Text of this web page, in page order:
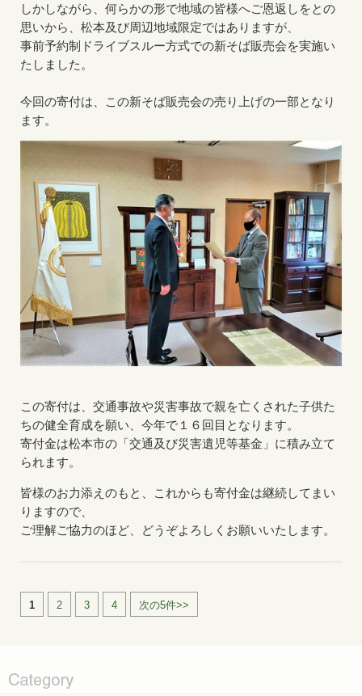
しかしながら、何らかの形で地域の皆様へご恩返しをとの
思いから、松本及び周辺地域限定ではありますが、
事前予約制ドライブスルー方式での新そば販売会を実施い
たしました。
今回の寄付は、この新そば販売会の売り上げの一部となり
ます。
この寄付は、交通事故や災害事故で親を亡くされた子供た
ちの健全育成を願い、今年で１６回目となります。
寄付金は松本市の「交通及び災害遺児等基金」に積み立て
られます。
皆様のお力添えのもと、これからも寄付金は継続してまい
りますので、
ご理解ご協力のほど、どうぞよろしくお願いいたします。
1 2 3 4 次の5件>>